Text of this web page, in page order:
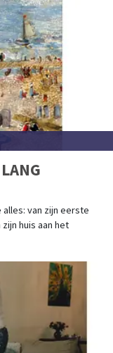
alles: van zijn eerste
huis aan het